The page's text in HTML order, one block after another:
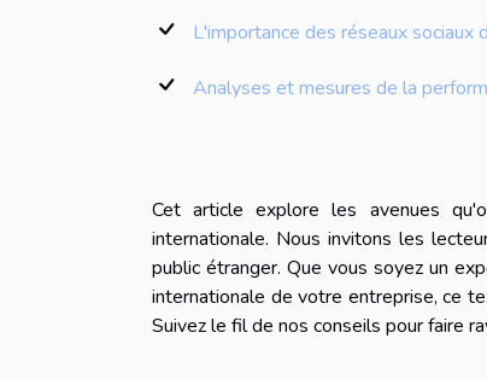
L'importance des réseaux sociaux
Analyses et mesures de la
Cet article explore les avenues
internationale. Nous invitons les
public étranger. Que vous soyez un
internationale de votre entreprise, ce
Suivez le fil de nos conseils pour faire